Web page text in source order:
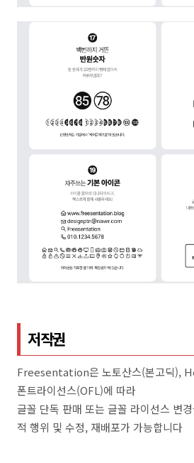
저작권
Freesentation은 노토산스(본고딕),
폰트라이선스(OFL)에 따라
글꼴 단독 판매 또는 글꼴 라이선스 변
적 행위 및 수정, 재배포가 가능합니다